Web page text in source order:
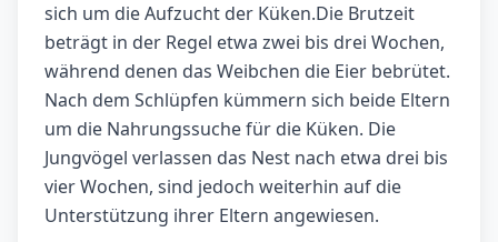
sich um die Aufzucht der Küken.Die Brutzeit
beträgt in der Regel etwa zwei bis drei Wochen,
während denen das Weibchen die Eier bebrütet.
Nach dem Schlüpfen kümmern sich beide Eltern
um die Nahrungssuche für die Küken. Die
Jungvögel verlassen das Nest nach etwa drei bis
vier Wochen, sind jedoch weiterhin auf die
Unterstützung ihrer Eltern angewiesen.